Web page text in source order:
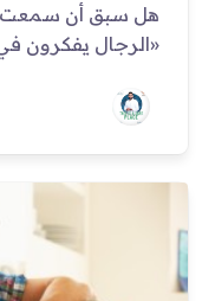
هل سبق أن سمعت
«الرجال يفكرون